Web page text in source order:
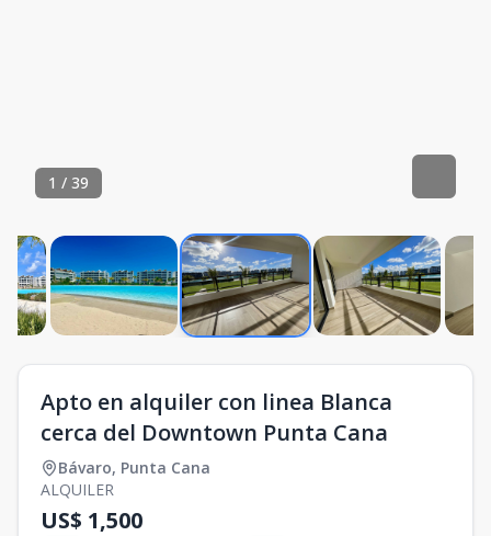
1 / 39
Apto en alquiler con linea Blanca
cerca del Downtown Punta Cana
Bávaro, Punta Cana
ALQUILER
US$ 1,500